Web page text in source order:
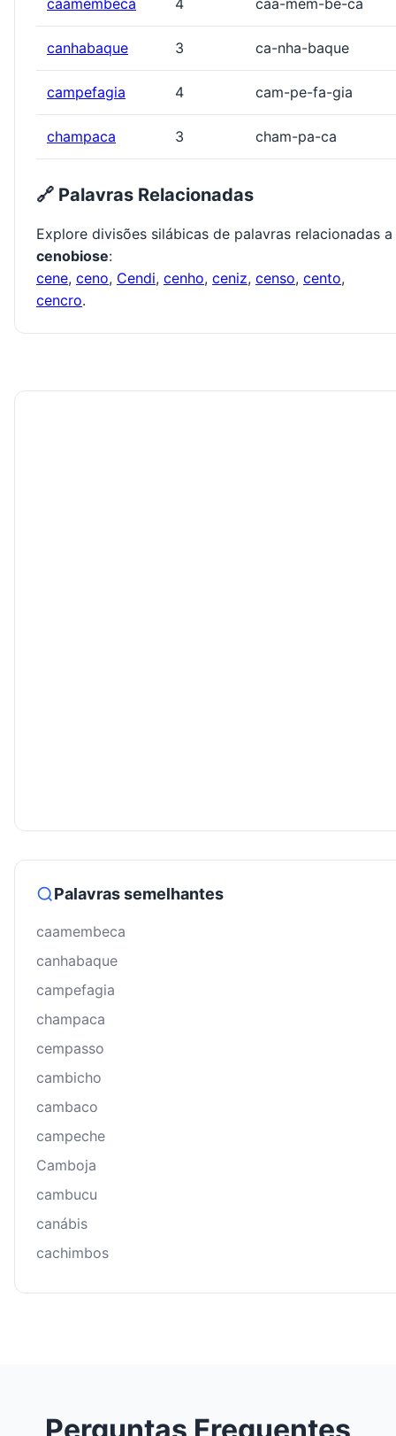
caamembeca 4 caa-mem-be-ca
canhabaque 3 ca-nha-baque
campefagia 4 cam-pe-fa-gia
champaca 3 cham-pa-ca
🔗 Palavras Relacionadas
Explore divisões silábicas de palavras relacionadas a
cenobiose:
cene, ceno, Cendi, cenho, ceniz, censo, cento,
cencro.
Palavras semelhantes
caamembeca
canhabaque
campefagia
champaca
cempasso
cambicho
cambaco
campeche
Camboja
cambucu
canábis
cachimbos